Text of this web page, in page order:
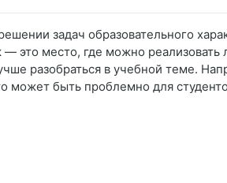
задач образовательного
это место, где можно
разобраться в учебной теме.
может быть проблемно для